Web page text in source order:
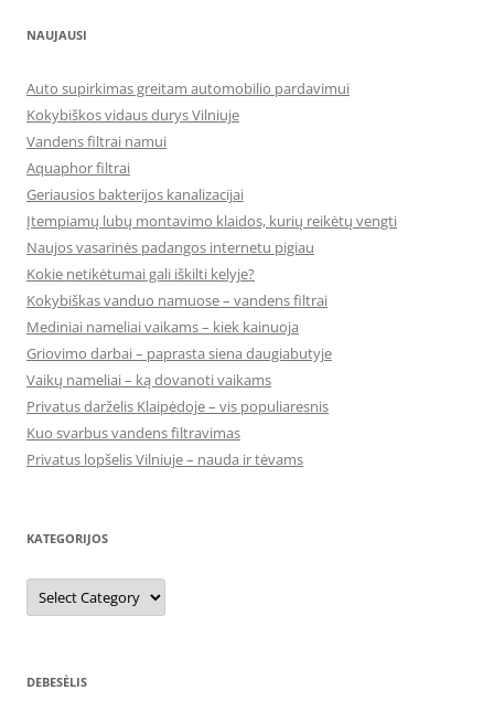
NAUJAUSI
Auto supirkimas greitam automobilio pardavimui
Kokybiškos vidaus durys Vilniuje
Vandens filtrai namui
Aquaphor filtrai
Geriausios bakterijos kanalizacijai
Įtempiamų lubų montavimo klaidos, kurių reikėtų vengti
Naujos vasarinės padangos internetu pigiau
Kokie netikėtumai gali iškilti kelyje?
Kokybiškas vanduo namuose – vandens filtrai
Mediniai nameliai vaikams – kiek kainuoja
Griovimo darbai – paprasta siena daugiabutyje
Vaikų nameliai – ką dovanoti vaikams
Privatus darželis Klaipėdoje – vis populiaresnis
Kuo svarbus vandens filtravimas
Privatus lopšelis Vilniuje – nauda ir tėvams
KATEGORIJOS
Kategorijos
DEBESĖLIS